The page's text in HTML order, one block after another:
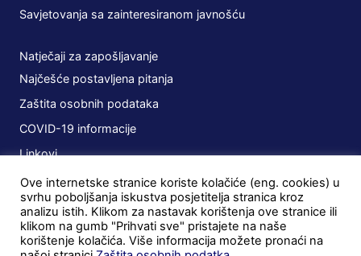
Savjetovanja sa zainteresiranom javnošću
Natječaji za zapošljavanje
Najčešće postavljena pitanja
Zaštita osobnih podataka
COVID-19 informacije
Linkovi
Planovi
Javna nabava
Ugovori
Ove internetske stranice koriste kolačiće (eng. cookies) u
svrhu poboljšanja iskustva posjetitelja stranica kroz
analizu istih. Klikom za nastavak korištenja ove stranice ili
klikom na gumb "Prihvati sve" pristajete na naše
korištenje kolačića. Više informacija možete pronaći na